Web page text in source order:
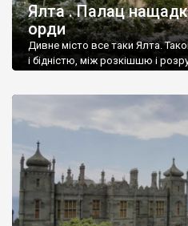
Ялта . Палац
орди
Дивне місто все таки Ялта.
і бідністю, між розкішшю і